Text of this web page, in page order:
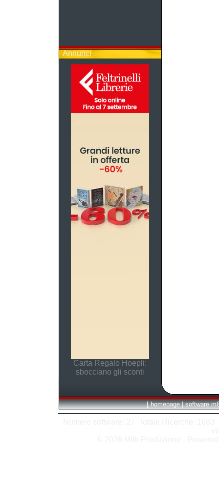
Annunci
Carta Regalo Hoepli:
sbocciano gli sconti
[ homepage | software